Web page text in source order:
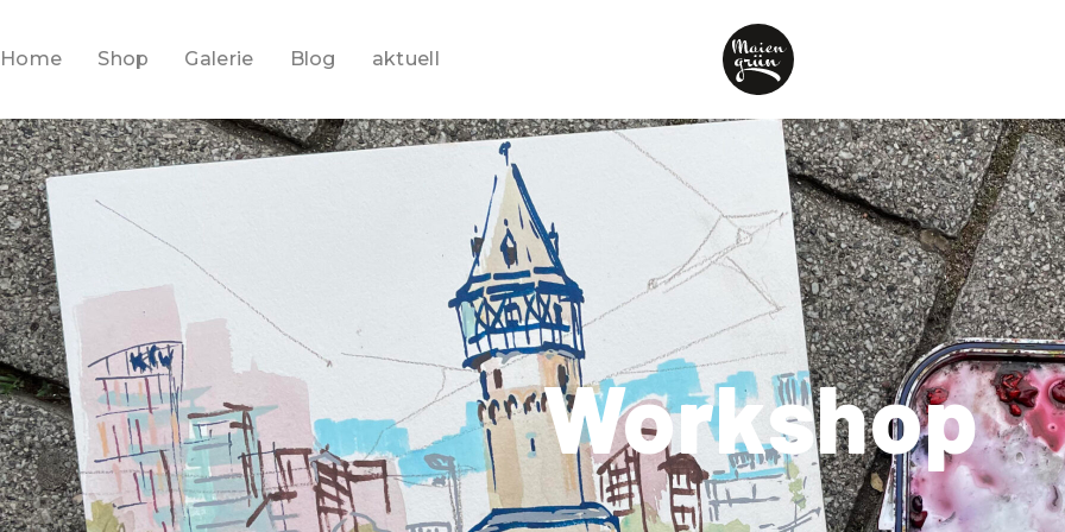
Home Shop Galerie Blog aktuell
Workshop